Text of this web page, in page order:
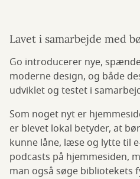
Lavet i samarbejde med
Go introducerer nye,
moderne design, og både
udviklet og testet i
Som noget nyt er
er blevet lokal betyder, at
kunne låne, læse og lytte til
podcasts på hjemmesiden,
man også søge bibliotekets